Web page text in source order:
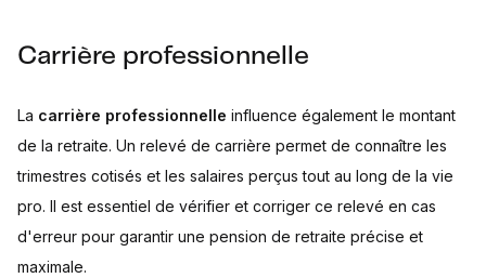
Carrière professionnelle
La carrière professionnelle influence également le montant
de la retraite. Un relevé de carrière permet de connaître les
trimestres cotisés et les salaires perçus tout au long de la vie
pro. Il est essentiel de vérifier et corriger ce relevé en cas
d'erreur pour garantir une pension de retraite précise et
maximale.